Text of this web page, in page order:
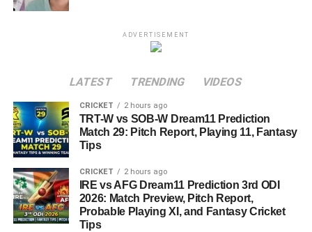
ADVERTISEMENT
LATEST TRENDING VIDEOS
CRICKET 2 hours ago
TRT-W vs SOB-W Dream11 Prediction
Match 29: Pitch Report, Playing 11, Fantasy
Tips
CRICKET 2 hours ago
IRE vs AFG Dream11 Prediction 3rd ODI
2026: Match Preview, Pitch Report,
Probable Playing XI, and Fantasy Cricket
Tips